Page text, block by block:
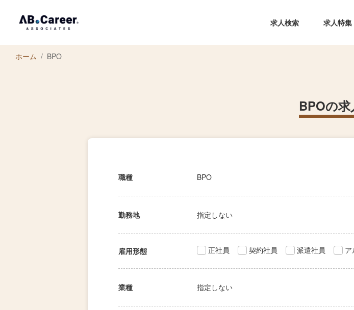
求人検索
求人特集
ホーム BPO
BPOの
職種 BPO
勤務地 指定しない
雇用形態 正社員 契約社員 派遣社員 ア
業種 指定しない